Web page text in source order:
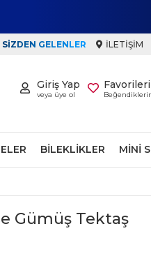
SIZDEN GELENLER İLETIŞIM
Giriş Yap
veya üye ol
BILEKLIKLER MINI
Gümüş Tektaş